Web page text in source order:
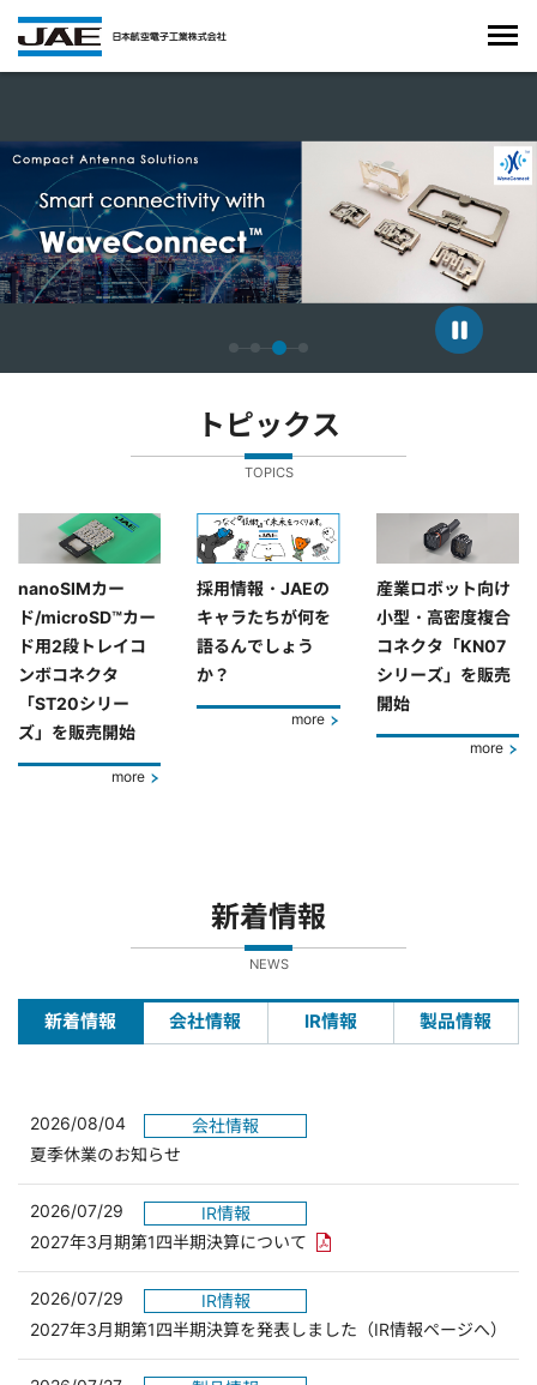
トピックス
TOPICS
nanoSIMカー
ド/microSD™カー
ド用2段トレイコ
ンボコネクタ
「ST20シリー
ズ」を販売開始
more
採用情報・JAEの
キャラたちが何を
語るんでしょう
か？
more
産業ロボット向け
小型・高密度複合
コネクタ「KN07
シリーズ」を販売
開始
more
新着情報
NEWS
新着情報 会社情報 IR情報 製品情報
2026/08/04
会社情報
夏季休業のお知らせ
2026/07/29
IR情報
2027年3月期第1四半期決算について PDFリンクを新しいウィンド
2026/07/29
IR情報
2027年3月期第1四半期決算を発表しました（IR情報ページへ）